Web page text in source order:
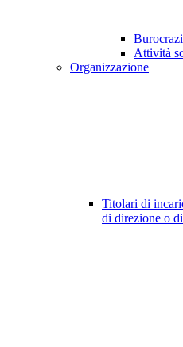
Attività
Organizzazione
Titolari di
di direzione o